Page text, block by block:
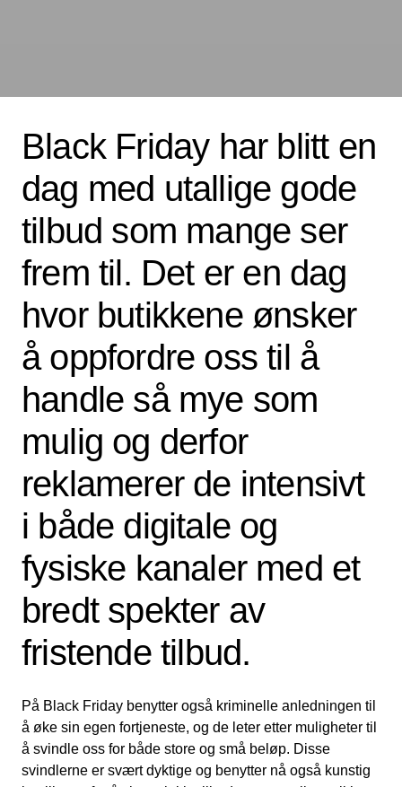
Black Friday har blitt en
dag med utallige gode
tilbud som mange ser
frem til. Det er en dag
hvor butikkene ønsker
å oppfordre oss til å
handle så mye som
mulig og derfor
reklamerer de intensivt
i både digitale og
fysiske kanaler med et
bredt spekter av
fristende tilbud.
På Black Friday benytter også kriminelle anledningen til
å øke sin egen fortjeneste, og de leter etter muligheter til
å svindle oss for både store og små beløp. Disse
svindlerne er svært dyktige og benytter nå også kunstig